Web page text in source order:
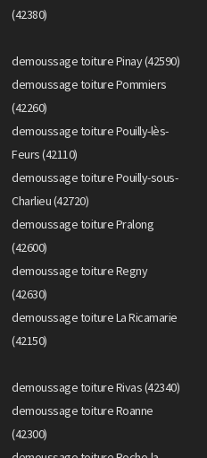
(42380)
demoussage toiture Pinay (42590)
demoussage toiture Pommiers
(42260)
demoussage toiture Pouilly-lès-
Feurs (42110)
demoussage toiture Pouilly-sous-
Charlieu (42720)
demoussage toiture Pralong
(42600)
demoussage toiture Regny
(42630)
demoussage toiture La Ricamarie
(42150)
demoussage toiture Rivas (42340)
demoussage toiture Roanne
(42300)